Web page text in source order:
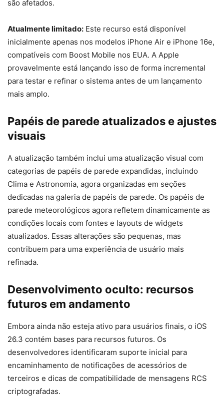
são afetados.
Atualmente limitado: Este recurso está disponível
inicialmente apenas nos modelos iPhone Air e iPhone 16e,
compatíveis com Boost Mobile nos EUA. A Apple
provavelmente está lançando isso de forma incremental
para testar e refinar o sistema antes de um lançamento
mais amplo.
Papéis de parede atualizados e ajustes
visuais
A atualização também inclui uma atualização visual com
categorias de papéis de parede expandidas, incluindo
Clima e Astronomia, agora organizadas em seções
dedicadas na galeria de papéis de parede. Os papéis de
parede meteorológicos agora refletem dinamicamente as
condições locais com fontes e layouts de widgets
atualizados. Essas alterações são pequenas, mas
contribuem para uma experiência de usuário mais
refinada.
Desenvolvimento oculto: recursos
futuros em andamento
Embora ainda não esteja ativo para usuários finais, o iOS
26.3 contém bases para recursos futuros. Os
desenvolvedores identificaram suporte inicial para
encaminhamento de notificações de acessórios de
terceiros e dicas de compatibilidade de mensagens RCS
criptografadas.